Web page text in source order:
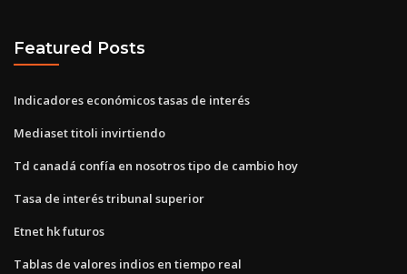
Featured Posts
Indicadores económicos tasas de interés
Mediaset titoli invirtiendo
Td canadá confía en nosotros tipo de cambio hoy
Tasa de interés tribunal superior
Etnet hk futuros
Tablas de valores indios en tiempo real